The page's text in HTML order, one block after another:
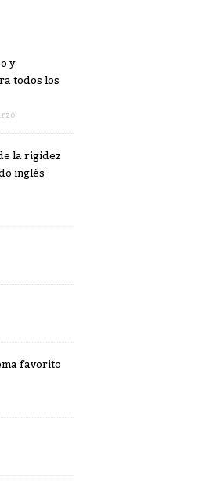
y
todos los
la rigidez
inglés
favorito